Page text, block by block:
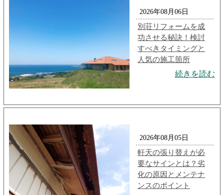
2026年08月06日
別荘リフォームを成
功させる秘訣！検討
すべきタイミングと
人気の施工箇所
続きを読む
2026年08月05日
軒天の張り替えが必
要なサインとは？劣
化の原因とメンテナ
ンスのポイント